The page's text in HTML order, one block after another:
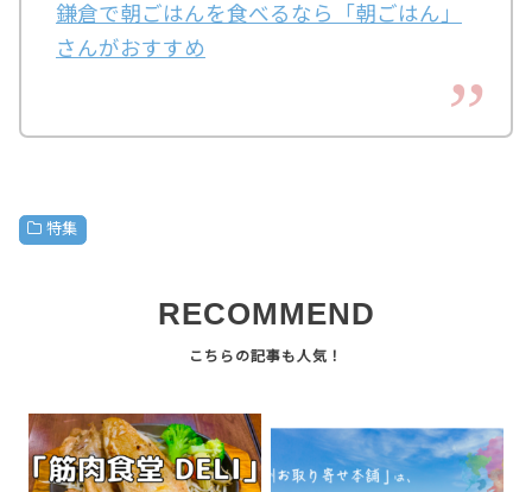
鎌倉で朝ごはんを食べるなら「朝ごはん」
さんがおすすめ
特集
RECOMMEND